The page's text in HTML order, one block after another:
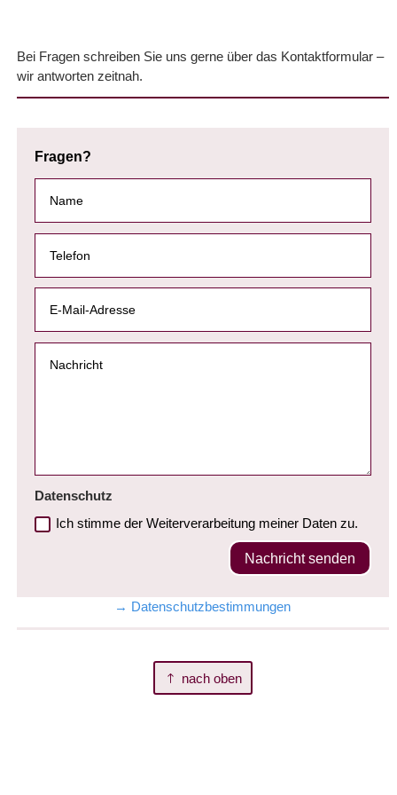
Bei Fragen schreiben Sie uns gerne über das Kontaktformular –
wir antworten zeitnah.
Fragen?
Datenschutz
Ich stimme der Weiterverarbeitung meiner Daten zu.
Nachricht senden
→ Datenschutzbestimmungen
nach oben